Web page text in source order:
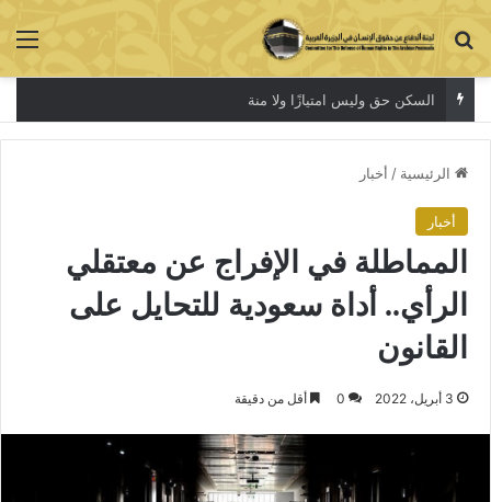
بحث عن
السكن حق وليس امتيازًا ولا منة
الرئيسية / أخبار
أخبار
المماطلة في الإفراج عن معتقلي
الرأي.. أداة سعودية للتحايل على
القانون
3 أبريل، 2022 0 أقل من دقيقة